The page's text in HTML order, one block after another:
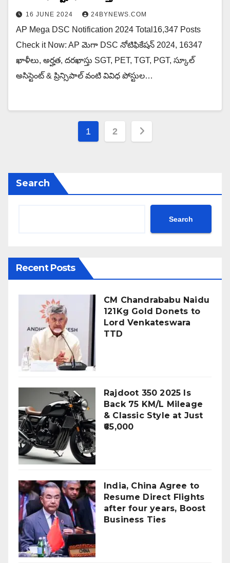
16 JUNE 2024 24BYNEWS.COM
AP Mega DSC Notification 2024 Total16,347 Posts
Check it Now: AP మెగా DSC నోటిఫికేషన్ 2024, 16347
ఖాళీలు, అర్హత, దరఖాస్తు SGT, PET, TGT, PGT, స్కూల్
అసిస్టెంట్ & ప్రిన్సిపాల్ వంటి వివిధ పోస్టుల…
Posts
1 2
Search
Search
Recent Posts
CM Chandrababu Naidu
121Kg Gold Donets to
Lord Venkateswara
TTD
Rajdoot 350 2025 Is
Back 75 KM/L Mileage
& Classic Style at Just
₹65,000
India, China Agree to
Resume Direct Flights
after four years, Boost
Business Ties